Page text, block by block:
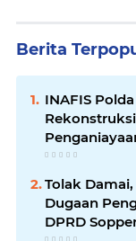
Berita
INAFIS
Soppeng
Tolak
Dugaan
DPRD